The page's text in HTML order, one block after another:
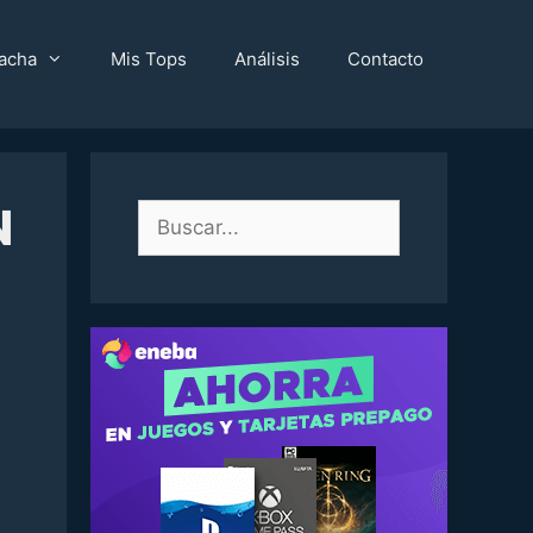
Mis Tops Análisis Contacto
Buscar: